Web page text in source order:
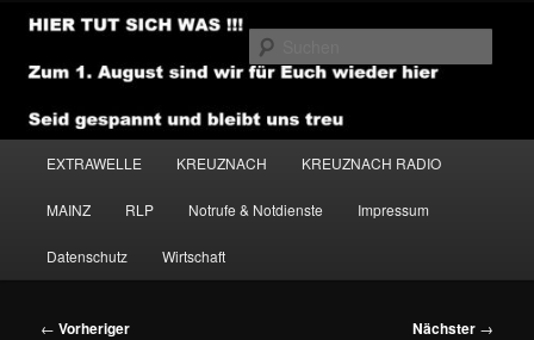
Zum
primären
Inhalt
NEWSHOUSE.MEDIA
EXTRAWELLE KREUZNACH KREUZNACH RADIO
MAINZ RLP Notrufe & Notdienste Impressum
Datenschutz Wirtschaft
Beitragsnavigation
← Vorheriger Nächster →